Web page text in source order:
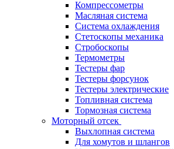
Компрессометры
Масляная система
Система охлаждения
Стетоскопы механика
Стробоскопы
Термометры
Тестеры фар
Тестеры форсунок
Тестеры электрические
Топливная система
Тормозная система
Моторный отсек
Выхлопная система
Для хомутов и шлангов